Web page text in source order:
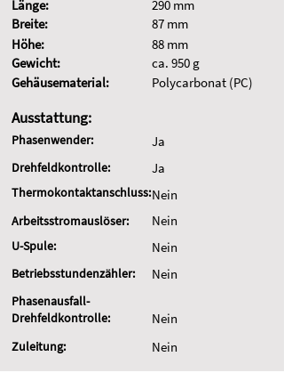
Länge:
Breite:
Höhe:
Gewicht:
Gehäusematerial:
290 mm
87 mm
88 mm
ca. 950 g
Polycarbonat (PC)
Ausstattung:
Phasenwender: Ja
Drehfeldkontrolle: Ja
Thermokontaktanschluss:Nein
Arbeitsstromauslöser:
U-Spule:
Nein
Nein
Betriebsstundenzähler: Nein
Phasenausfall-
Drehfeldkontrolle:
Nein
Zuleitung: Nein